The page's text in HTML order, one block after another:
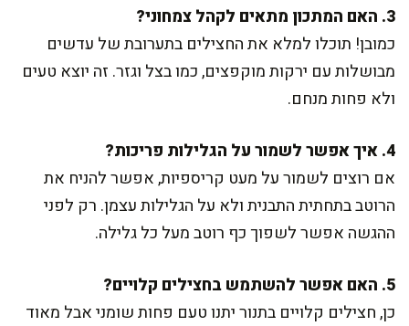
3. האם המתכון מתאים לקהל צמחוני?
כמובן! תוכלו למלא את החצילים בתערובת של עדשים
מבושלות עם ירקות מוקפצים, כמו בצל וגזר. זה יוצא טעים
ולא פחות מנחם.
4. איך אפשר לשמור על הגלילות פריכות?
אם רוצים לשמור על מעט קריספיות, אפשר להניח את
הרוטב בתחתית התבנית ולא על הגלילות עצמן. רק לפני
ההגשה אפשר לשפוך כף רוטב מעל כל גלילה.
5. האם אפשר להשתמש בחצילים קלויים?
כן, חצילים קלויים בתנור יתנו טעם פחות שומני אבל מאוד